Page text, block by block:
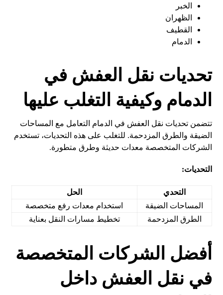
الخبر
الظهران
القطيف
الدمام
تحديات نقل العفش في
الدمام وكيفية التغلب عليها
تتضمن تحديات نقل العفش في الدمام التعامل مع المساحات
الضيقة والطرق المزدحمة. للتغلب على هذه التحديات، تستخدم
الشركات المتخصصة معدات حديثة وطرق متطورة.
التحديات:
التحدي
الحل
المساحات الضيقة
استخدام معدات رفع متخصصة
الطرق المزدحمة
تخطيط مسارات النقل بعناية
أفضل الشركات المتخصصة
في نقل العفش داخل